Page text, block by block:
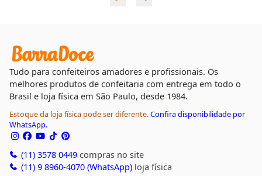
Tudo para confeiteiros amadores e profissionais. Os
melhores produtos de confeitaria com entrega em todo o
Brasil e loja física em São Paulo, desde 1984.
Estoque da loja física pode ser diferente.Confira disponibilidade por
WhatsApp.
(11) 3578 0449compras no site
(11) 9 8960-4070 (WhatsApp)loja física